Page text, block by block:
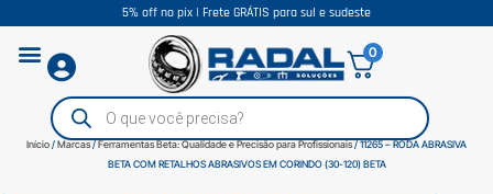
5% off no pix | Frete GRÁTIS para sul e sudeste
0
Início/Marcas/Ferramentas Beta: Qualidade e Precisão para Profissionais/ 11265 – RODA ABRASIVA
BETA COM RETALHOS ABRASIVOS EM CORINDO (30-120) BETA